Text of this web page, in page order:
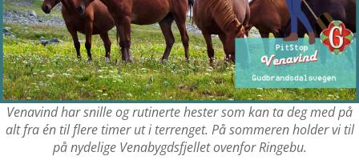
Venavind har snille og rutinerte hester som kan ta deg med på
alt fra én til flere timer ut i terrenget. På sommeren holder vi til
på nydelige Venabygdsfjellet ovenfor Ringebu.